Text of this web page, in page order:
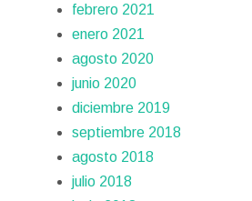
febrero 2021
enero 2021
agosto 2020
junio 2020
diciembre 2019
septiembre 2018
agosto 2018
julio 2018